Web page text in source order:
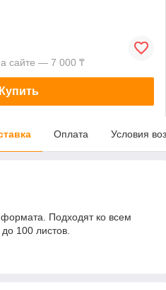
сайте — 7 000 ₸
Купить
Оплата Условия
Подходят ко всем
100 листов.